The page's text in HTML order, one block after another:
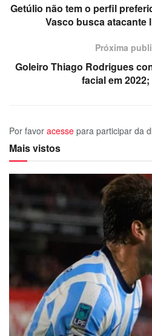
Getúlio não tem o perfil
Vasco busca atacante
Próxima
Goleiro Thiago Rodrigues
facial em
Por favor acesse para participar da
Mais vistos